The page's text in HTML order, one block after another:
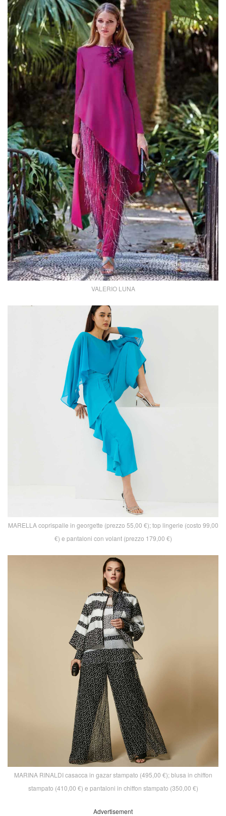
VALERIO LUNA
MARELLA coprispalle in georgette (prezzo 55,00 €); top lingerie (costo 99,00
€) e pantaloni con volant (prezzo 179,00 €)
MARINA RINALDI casacca in gazar stampato (495,00 €); blusa in chiffon
stampato (410,00 €) e pantaloni in chiffon stampato (350,00 €)
Advertisement